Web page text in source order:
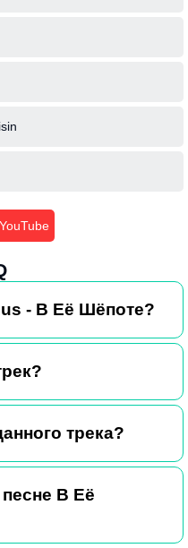
- В Её Шёпоте?
трека?
В Её